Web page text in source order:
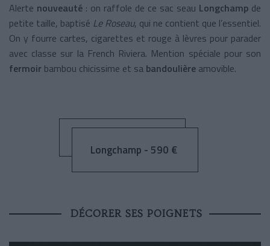
Alerte nouveauté : on raffole de ce sac seau Longchamp de
petite taille, baptisé Le Roseau, qui ne contient que l’essentiel.
On y fourre cartes, cigarettes et rouge à lèvres pour parader
avec classe sur la French Riviera. Mention spéciale pour son
fermoir bambou chicissime et sa bandoulière amovible.
Longchamp - 590 €
DÉCORER SES POIGNETS